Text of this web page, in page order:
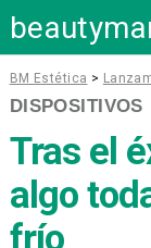
BM Estética >
DISPOSITIVOS
Tras el
algo
frío